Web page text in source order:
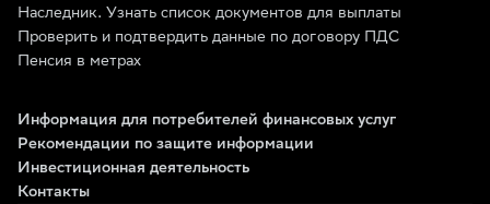
Наследник. Узнать список документов для выплаты
Проверить и подтвердить данные по договору ПДС
Пенсия в метрах
Информация для потребителей финансовых услуг
Рекомендации по защите информации
Инвестиционная деятельность
Контакты